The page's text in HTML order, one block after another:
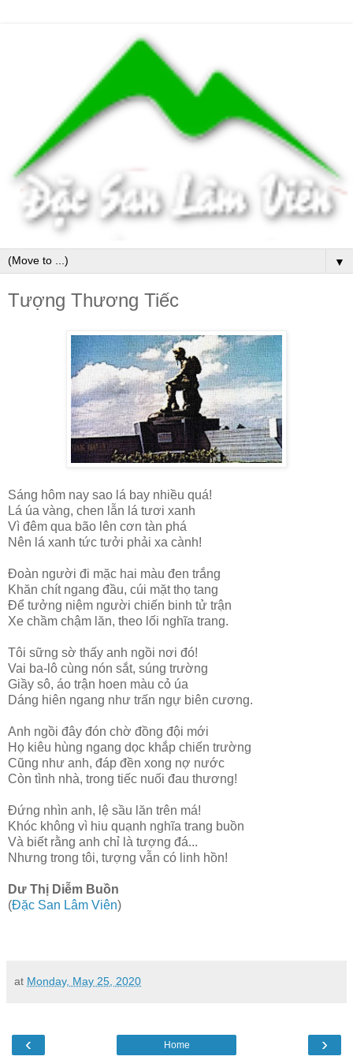
▼
Tượng Thương Tiếc
Sáng hôm nay sao lá bay nhiều quá!
Lá úa vàng, chen lẫn lá tươi xanh
Vì đêm qua bão lên cơn tàn phá
Nên lá xanh tức tưởi phải xa cành!
Đoàn người đi mặc hai màu đen trắng
Khăn chít ngang đầu, cúi mặt thọ tang
Để tưởng niệm người chiến binh tử trận
Xe chầm chậm lăn, theo lối nghĩa trang.
Tôi sững sờ thấy anh ngồi nơi đó!
Vai ba-lô cùng nón sắt, súng trường
Giầy sô, áo trận hoen màu cỏ úa
Dáng hiên ngang như trấn ngự biên cương.
Anh ngồi đây đón chờ đồng đội mới
Họ kiêu hùng ngang dọc khắp chiến trường
Cũng như anh, đáp đền xong nợ nước
Còn tình nhà, trong tiếc nuối đau thương!
Đứng nhìn anh, lệ sầu lăn trên má!
Khóc không vì hiu quạnh nghĩa trang buồn
Và biết rằng anh chỉ là tượng đá...
Nhưng trong tôi, tượng vẫn có linh hồn!
Dư Thị Diễm Buồn
(Đặc San Lâm Viên)
at Monday, May 25, 2020
‹ ›
Home